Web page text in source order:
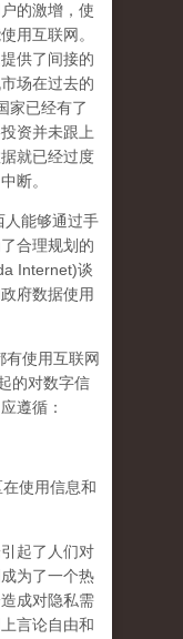
的激增，使
用互联网。
供了间接的
场在过去的
家已经有了
资并未跟上
就已经过度
断。
人能够通过手
合理规划的
Internet)谈
府数据使用
有使用互联网
的对数字信
遵循：
使用信息和
起了人们对
为了一个热
成对隐私需
言论自由和